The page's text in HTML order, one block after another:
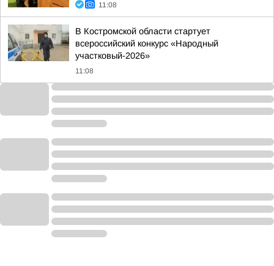
11:08
В Костромской области стартует
всероссийский конкурс «Народный
участковый-2026»
11:08